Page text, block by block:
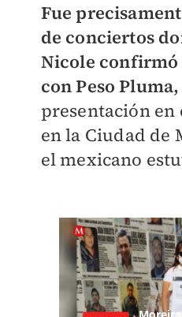
Fue
de conciertos
Nicole confirmó
con Peso Pluma,
presentación en
en la Ciudad de
el mexicano